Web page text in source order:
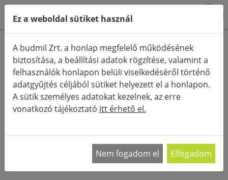
Termékkategóriák
Részletes keresés
FŐOLDAL KATEGÓRIÁK
PAPUCS
RENDEZÉS:
és az utcára is. budmil férfi strandpapucs…
Ez a weboldal sütiket használ
A budmil Zrt. a honlap megfelelő működésének
biztosítása, a beállítási adatok rögzítése, valamint a
felhasználók honlapon belüli viselkedéséről történő
adatgyűjtés céljából sütiket helyezett el a honlapon.
A sütik személyes adatokat kezelnek, az erre
vonatkozó tájékoztató itt érhető el.
Nem fogadom el Elfogadom